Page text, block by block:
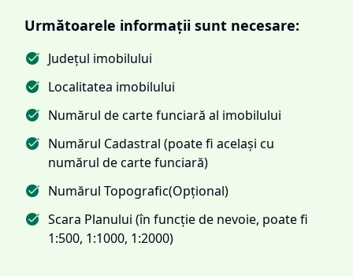
Următoarele informații sunt necesare:
Județul imobilului
Localitatea imobilului
Numărul de carte funciară al imobilului
Numărul Cadastral (poate fi același cu
numărul de carte funciară)
Numărul Topografic(Opțional)
Scara Planului (în funcție de nevoie, poate fi
1:500, 1:1000, 1:2000)